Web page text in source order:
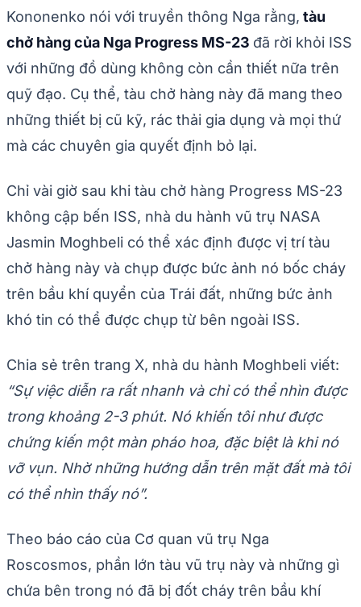
Kononenko nói với truyền thông Nga rằng, tàu
chở hàng của Nga Progress MS-23 đã rời khỏi ISS
với những đồ dùng không còn cần thiết nữa trên
quỹ đạo. Cụ thể, tàu chở hàng này đã mang theo
những thiết bị cũ kỹ, rác thải gia dụng và mọi thứ
mà các chuyên gia quyết định bỏ lại.
Chỉ vài giờ sau khi tàu chở hàng Progress MS-23
không cập bến ISS, nhà du hành vũ trụ NASA
Jasmin Moghbeli có thể xác định được vị trí tàu
chở hàng này và chụp được bức ảnh nó bốc cháy
trên bầu khí quyển của Trái đất, những bức ảnh
khó tin có thể được chụp từ bên ngoài ISS.
Chia sẻ trên trang X, nhà du hành Moghbeli viết:
“Sự việc diễn ra rất nhanh và chỉ có thể nhìn được
trong khoảng 2-3 phút. Nó khiến tôi như được
chứng kiến một màn pháo hoa, đặc biệt là khi nó
vỡ vụn. Nhờ những hướng dẫn trên mặt đất mà tôi
có thể nhìn thấy nó”.
Theo báo cáo của Cơ quan vũ trụ Nga
Roscosmos, phần lớn tàu vũ trụ này và những gì
chứa bên trong nó đã bị đốt cháy trên bầu khí